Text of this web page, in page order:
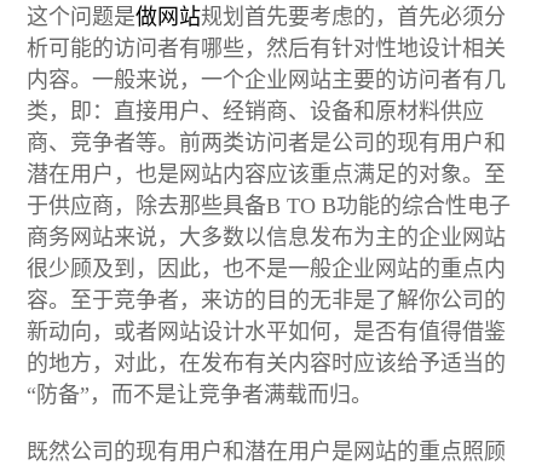
这个问题是做网站规划首先要考虑的，首先必须分
析可能的访问者有哪些，然后有针对性地设计相关
内容。一般来说，一个企业网站主要的访问者有几
类，即：直接用户、经销商、设备和原材料供应
商、竞争者等。前两类访问者是公司的现有用户和
潜在用户，也是网站内容应该重点满足的对象。至
于供应商，除去那些具备B TO B功能的综合性电子
商务网站来说，大多数以信息发布为主的企业网站
很少顾及到，因此，也不是一般企业网站的重点内
容。至于竞争者，来访的目的无非是了解你公司的
新动向，或者网站设计水平如何，是否有值得借鉴
的地方，对此，在发布有关内容时应该给予适当的
“防备”，而不是让竞争者满载而归。
既然公司的现有用户和潜在用户是网站的重点照顾